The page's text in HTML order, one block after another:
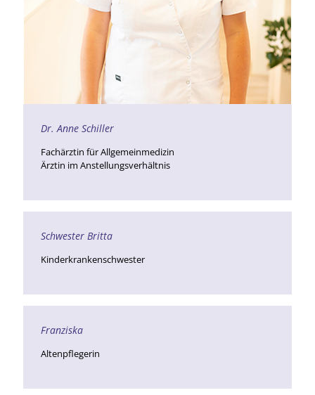
Dr. Anne Schiller
Fachärztin für Allgemeinmedizin
Ärztin im Anstellungsverhältnis
Schwester Britta
Kinderkrankenschwester
Franziska
Altenpflegerin